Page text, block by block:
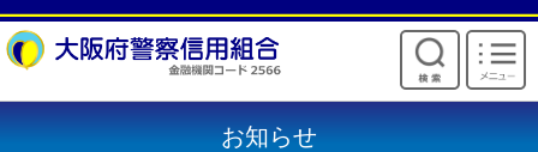
けいしんからのお願い
お知らせ